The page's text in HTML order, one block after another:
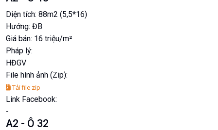
Diện tích: 88m2 (5,5*16)
Hướng: ĐB
Giá bán: 16 triệu/m²
Pháp lý:
HĐGV
File hình ảnh (Zip):
Tải file zip
Link Facebook:
-
A2 - Ô 32